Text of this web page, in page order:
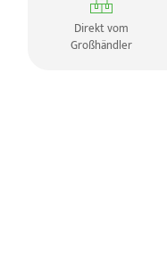
Direkt vom
Großhändler